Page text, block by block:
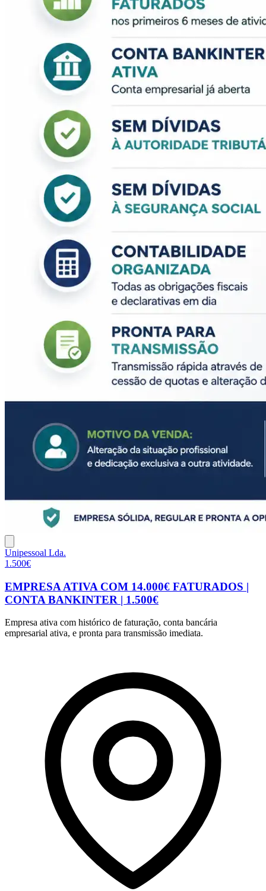
Unipessoal Lda.
1.500€
EMPRESA ATIVA COM 14.000€ FATURADOS |
CONTA BANKINTER | 1.500€
Empresa ativa com histórico de faturação, conta bancária
empresarial ativa, e pronta para transmissão imediata.